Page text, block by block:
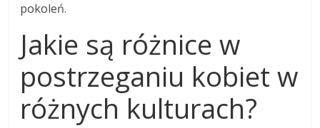
pokoleń.
Jakie są różnice w
postrzeganiu kobiet w
różnych kulturach?